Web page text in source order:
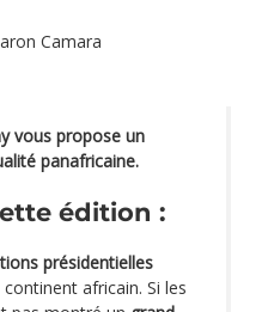
Camara
vous propose un
panafricaine.
édition :
présidentielles
africain. Si les